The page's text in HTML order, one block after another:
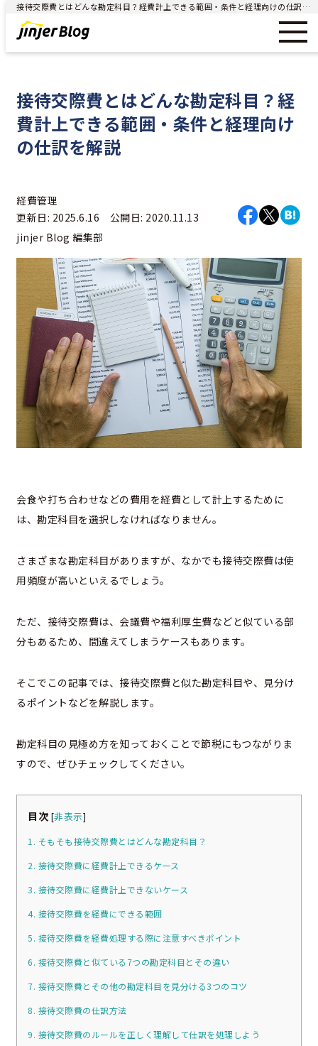
接待交際費とはどんな勘定科目？経費計上できる範囲・条件と経理向けの仕訳を解説 - ジンジャー（jinjer）｜統合型人事システム
接待交際費とはどんな勘定科目？経
費計上できる範囲・条件と経理向け
の仕訳を解説
経費管理
更新日: 2025.6.16 公開日: 2020.11.13
jinjer Blog 編集部
会食や打ち合わせなどの費用を経費として計上するために
は、勘定科目を選択しなければなりません。
さまざまな勘定科目がありますが、なかでも接待交際費は使
用頻度が高いといえるでしょう。
ただ、接待交際費は、会議費や福利厚生費などと似ている部
分もあるため、間違えてしまうケースもあります。
そこでこの記事では、接待交際費と似た勘定科目や、見分け
るポイントなどを解説します。
勘定科目の見極め方を知っておくことで節税にもつながりま
すので、ぜひチェックしてください。
目次 [非表示]
1. そもそも接待交際費とはどんな勘定科目？
2. 接待交際費に経費計上できるケース
3. 接待交際費に経費計上できないケース
4. 接待交際費を経費にできる範囲
5. 接待交際費を経費処理する際に注意すべきポイント
6. 接待交際費と似ている7つの勘定科目とその違い
7. 接待交際費とその他の勘定科目を見分ける3つのコツ
8. 接待交際費の仕訳方法
9. 接待交際費のルールを正しく理解して仕訳を処理しよう